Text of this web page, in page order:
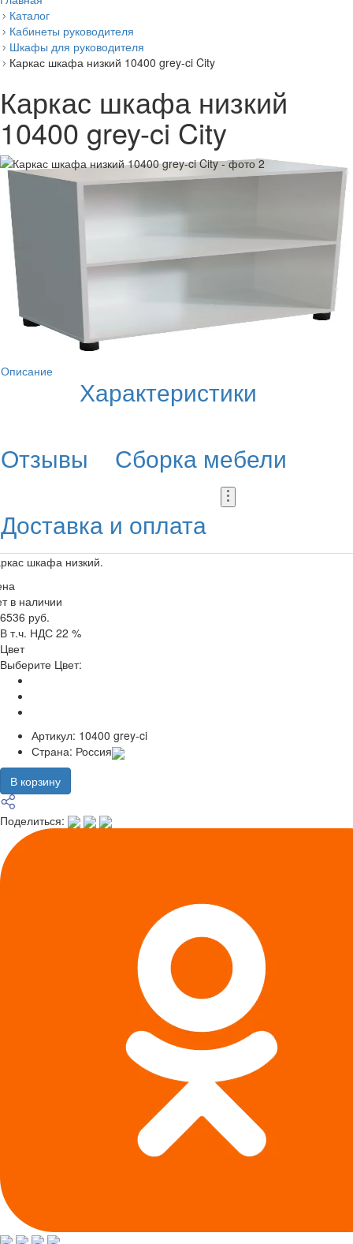
Каталог
Кабинеты руководителя
Шкафы для руководителя
Каркас шкафа низкий 10400 grey-ci City
Каркас шкафа низкий
10400 grey-ci City
Описание
Характеристики
Отзывы
Сборка мебели
Доставка и оплата
шкафа низкий.
в наличии
6536 руб.
В т.ч. НДС 22 %
Цвет
Выберите Цвет:
Артикул: 10400 grey-ci
Страна: Россия
В корзину
Поделиться: